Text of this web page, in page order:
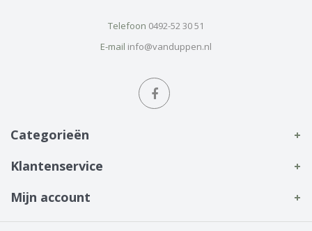
Telefoon 0492-52 30 51
E-mail info@vanduppen.nl
Categorieën
Klantenservice
Mijn account